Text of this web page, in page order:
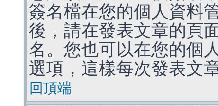
簽名檔在您的個人資料
後，請在發表文章的頁
名。您也可以在您的個
選項，這樣每次發表文
回頂端